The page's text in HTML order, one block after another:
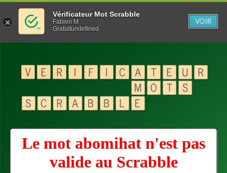
Le mot abomihat n'est pas
valide au Scrabble
Vérificateur Mot Scrabble
Fabien M
Gratuitundefined
VOIR